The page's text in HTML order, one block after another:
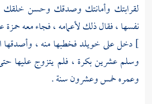
لقرابتك وأمانتك وصدقك وحسن
نفسها ، فقال ذلك لأعمامه ، فجاء معهحمزة
]دخل علىخويلدفخطبها منه ، وأصدقها
وسلم عشرين بكرة ، فلم يتزوج عليها
وعمره خمس وعشرون سنة .